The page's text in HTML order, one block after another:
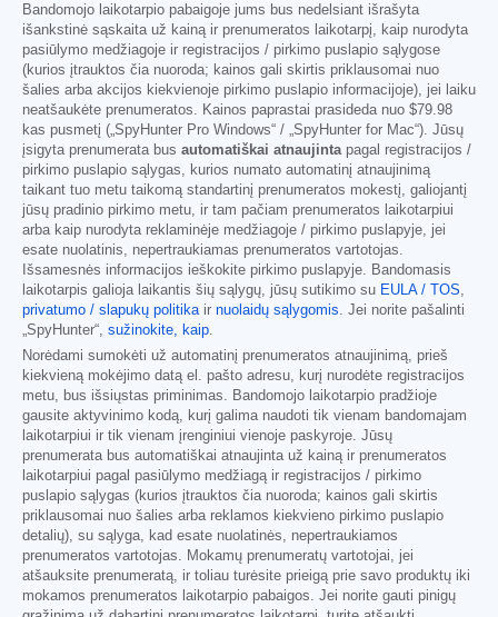
Bandomojo laikotarpio pabaigoje jums bus nedelsiant išrašyta
išankstinė sąskaita už kainą ir prenumeratos laikotarpį, kaip nurodyta
pasiūlymo medžiagoje ir registracijos / pirkimo puslapio sąlygose
(kurios įtrauktos čia nuoroda; kainos gali skirtis priklausomai nuo
šalies arba akcijos kiekvienoje pirkimo puslapio informacijoje), jei laiku
neatšaukėte prenumeratos. Kainos paprastai prasideda nuo $79.98
kas pusmetį („SpyHunter Pro Windows“ / „SpyHunter for Mac“). Jūsų
įsigyta prenumerata bus automatiškai atnaujintapagal registracijos /
pirkimo puslapio sąlygas, kurios numato automatinį atnaujinimą
taikant tuo metu taikomą standartinį prenumeratos mokestį, galiojantį
jūsų pradinio pirkimo metu, ir tam pačiam prenumeratos laikotarpiui
arba kaip nurodyta reklaminėje medžiagoje / pirkimo puslapyje, jei
esate nuolatinis, nepertraukiamas prenumeratos vartotojas.
Išsamesnės informacijos ieškokite pirkimo puslapyje. Bandomasis
laikotarpis galioja laikantis šių sąlygų, jūsų sutikimo su EULA / TOS,
privatumo / slapukų politikair nuolaidų sąlygomis. Jei norite pašalinti
„SpyHunter“, sužinokite, kaip.
Norėdami sumokėti už automatinį prenumeratos atnaujinimą, prieš
kiekvieną mokėjimo datą el. pašto adresu, kurį nurodėte registracijos
metu, bus išsiųstas priminimas. Bandomojo laikotarpio pradžioje
gausite aktyvinimo kodą, kurį galima naudoti tik vienam bandomajam
laikotarpiui ir tik vienam įrenginiui vienoje paskyroje. Jūsų
prenumerata bus automatiškai atnaujinta už kainą ir prenumeratos
laikotarpiui pagal pasiūlymo medžiagą ir registracijos / pirkimo
puslapio sąlygas (kurios įtrauktos čia nuoroda; kainos gali skirtis
priklausomai nuo šalies arba reklamos kiekvieno pirkimo puslapio
detalių), su sąlyga, kad esate nuolatinės, nepertraukiamos
prenumeratos vartotojas. Mokamų prenumeratų vartotojai, jei
atšauksite prenumeratą, ir toliau turėsite prieigą prie savo produktų iki
mokamos prenumeratos laikotarpio pabaigos. Jei norite gauti pinigų